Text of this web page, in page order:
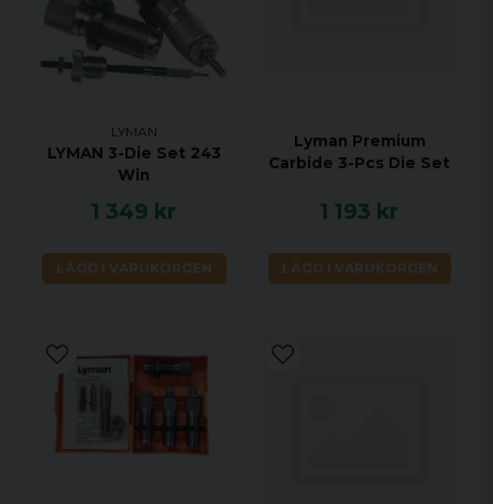
LYMAN
LYMAN 3-Die Set 243
Win
1 349 kr
LÄGG I VARUKORGEN
Lyman Premium
Carbide 3-Pcs Die Set
1 193 kr
LÄGG I VARUKORGEN